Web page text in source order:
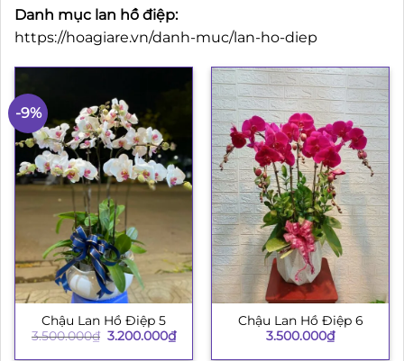
Danh mục lan hồ điệp:
https://hoagiare.vn/danh-muc/lan-ho-diep
-9%
Chậu Lan Hồ Điệp 5
3.500.000₫ Giá
là:
3.200.000₫Giá
hiện
tại
Chậu Lan Hồ Điệp 6
3.500.000₫